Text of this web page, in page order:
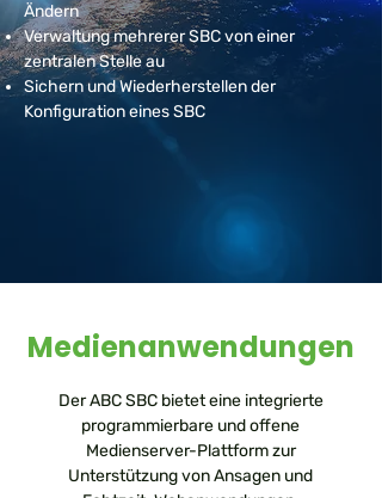
Ändern
Verwaltung mehrerer SBC von einer
zentralen Stelle au
Sichern und Wiederherstellen der
Konfiguration eines SBC
Medienanwendungen
Der ABC SBC bietet eine integrierte
programmierbare und offene
Medienserver-Plattform zur
Unterstützung von Ansagen und